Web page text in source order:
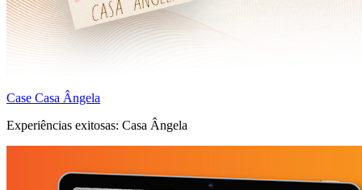
Case Casa Ângela
Experiências exitosas: Casa Ângela